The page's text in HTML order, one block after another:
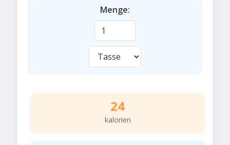
Menge:
24
kalorien